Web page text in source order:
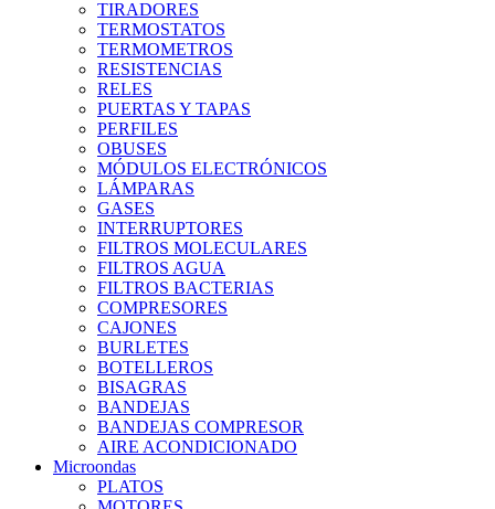
TIRADORES
TERMOSTATOS
TERMOMETROS
RESISTENCIAS
RELES
PUERTAS Y TAPAS
PERFILES
OBUSES
MÓDULOS ELECTRÓNICOS
LÁMPARAS
GASES
INTERRUPTORES
FILTROS MOLECULARES
FILTROS AGUA
FILTROS BACTERIAS
COMPRESORES
CAJONES
BURLETES
BOTELLEROS
BISAGRAS
BANDEJAS
BANDEJAS COMPRESOR
AIRE ACONDICIONADO
Microondas
PLATOS